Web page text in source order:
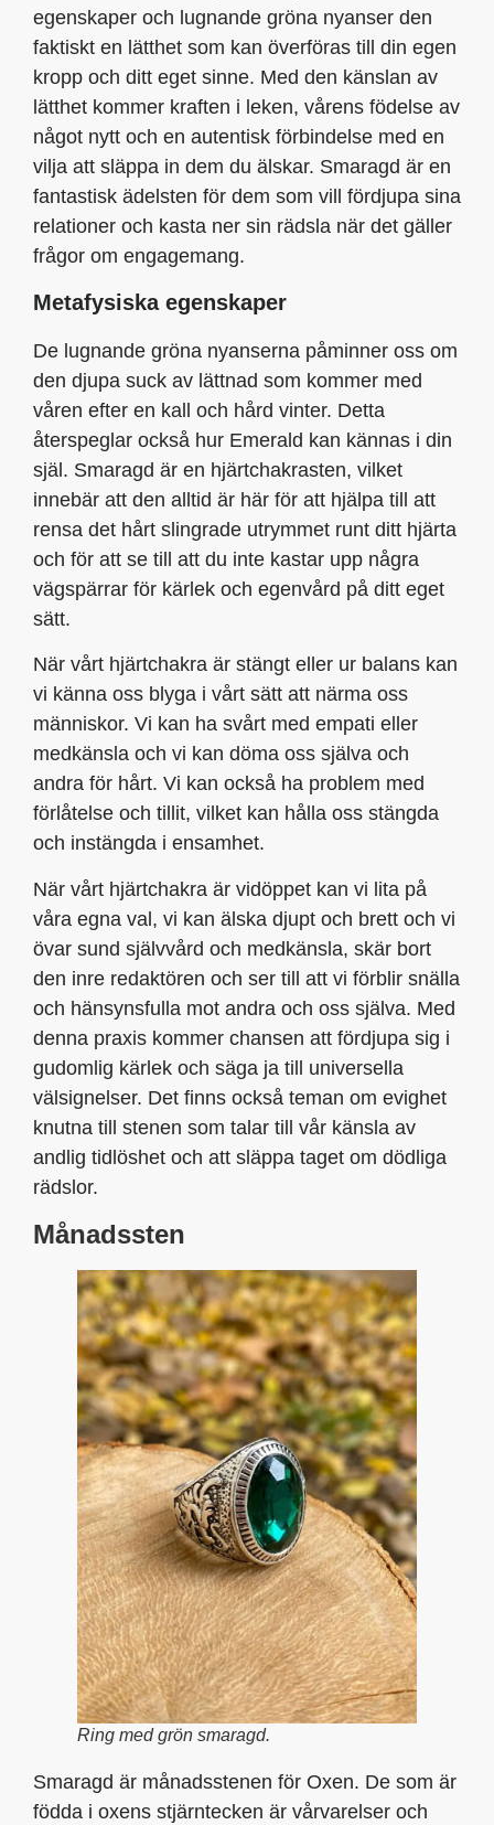
egenskaper och lugnande gröna nyanser den
faktiskt en lätthet som kan överföras till din egen
kropp och ditt eget sinne. Med den känslan av
lätthet kommer kraften i leken, vårens födelse av
något nytt och en autentisk förbindelse med en
vilja att släppa in dem du älskar. Smaragd är en
fantastisk ädelsten för dem som vill fördjupa sina
relationer och kasta ner sin rädsla när det gäller
frågor om engagemang.
Metafysiska egenskaper
De lugnande gröna nyanserna påminner oss om
den djupa suck av lättnad som kommer med
våren efter en kall och hård vinter. Detta
återspeglar också hur Emerald kan kännas i din
själ. Smaragd är en hjärtchakrasten, vilket
innebär att den alltid är här för att hjälpa till att
rensa det hårt slingrade utrymmet runt ditt hjärta
och för att se till att du inte kastar upp några
vägspärrar för kärlek och egenvård på ditt eget
sätt.
När vårt hjärtchakra är stängt eller ur balans kan
vi känna oss blyga i vårt sätt att närma oss
människor. Vi kan ha svårt med empati eller
medkänsla och vi kan döma oss själva och
andra för hårt. Vi kan också ha problem med
förlåtelse och tillit, vilket kan hålla oss stängda
och instängda i ensamhet.
När vårt hjärtchakra är vidöppet kan vi lita på
våra egna val, vi kan älska djupt och brett och vi
övar sund självvård och medkänsla, skär bort
den inre redaktören och ser till att vi förblir snälla
och hänsynsfulla mot andra och oss själva. Med
denna praxis kommer chansen att fördjupa sig i
gudomlig kärlek och säga ja till universella
välsignelser. Det finns också teman om evighet
knutna till stenen som talar till vår känsla av
andlig tidlöshet och att släppa taget om dödliga
rädslor.
Månadssten
Ring med grön smaragd.
Smaragd är månadsstenen för Oxen. De som är
födda i oxens stjärntecken är vårvarelser och